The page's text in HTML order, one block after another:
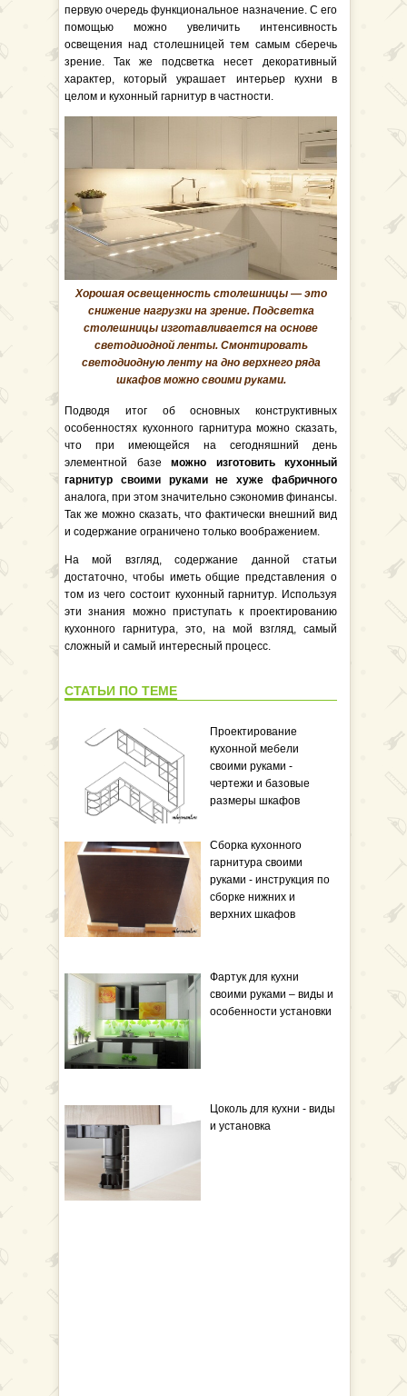
первую очередь функциональное назначение. С его
помощью можно увеличить интенсивность
освещения над столешницей тем самым сберечь
зрение. Так же подсветка несет декоративный
характер, который украшает интерьер кухни в
целом и кухонный гарнитур в частности.
Хорошая освещенность столешницы — это
снижение нагрузки на зрение. Подсветка
столешницы изготавливается на основе
светодиодной ленты. Смонтировать
светодиодную ленту на дно верхнего ряда
шкафов можно своими руками.
Подводя итог об основных конструктивных
особенностях кухонного гарнитура можно сказать,
что при имеющейся на сегодняшний день
элементной базе можно изготовить кухонный
гарнитур своими руками не хуже фабричного
аналога, при этом значительно сэкономив финансы.
Так же можно сказать, что фактически внешний вид
и содержание ограничено только воображением.
На мой взгляд, содержание данной статьи
достаточно, чтобы иметь общие представления о
том из чего состоит кухонный гарнитур. Используя
эти знания можно приступать к проектированию
кухонного гарнитура, это, на мой взгляд, самый
сложный и самый интересный процесс.
СТАТЬИ ПО ТЕМЕ
Проектирование
кухонной мебели
своими руками -
чертежи и базовые
размеры шкафов
Сборка кухонного
гарнитура своими
руками - инструкция по
сборке нижних и
верхних шкафов
Фартук для кухни
своими руками – виды и
особенности установки
Цоколь для кухни - виды
и установка